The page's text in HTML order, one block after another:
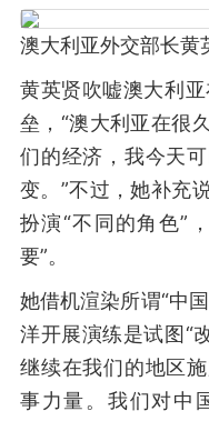
澳大利亚外交部长黄
黄英贤吹嘘澳大利
垒，“澳大利亚在很
们的经济，我今天
变。”不过，她补充
扮演“不同的角色”
要”。
她借机渲染所谓“中
洋开展演练是试图“
继续在我们的地区
事力量。我们对中